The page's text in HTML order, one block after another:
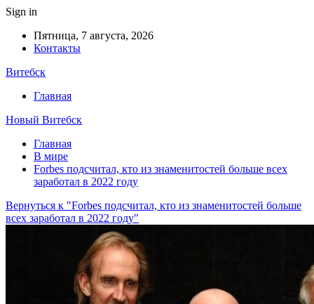
Sign in
Пятница, 7 августа, 2026
Контакты
Витебск
Главная
Новый Витебск
Главная
В мире
Forbes подсчитал, кто из знаменитостей больше всех
заработал в 2022 году
Вернуться к "Forbes подсчитал, кто из знаменитостей больше
всех заработал в 2022 году"